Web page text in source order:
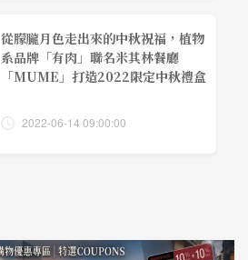
從朦朧月色走出來的中秋祝福，植物
系品牌「有肉」聯名米其林餐廳
「MUME」打造2022限定中秋禮盒
2022-06-14 09:00:00